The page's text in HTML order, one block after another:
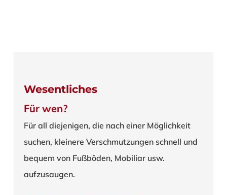
Wesentliches
Für wen?
Für all diejenigen, die nach einer Möglichkeit
suchen, kleinere Verschmutzungen schnell und
bequem von Fußböden, Mobiliar usw.
aufzusaugen.